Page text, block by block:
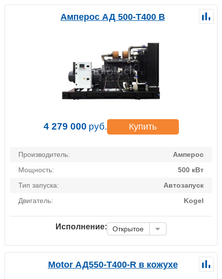
Амперос АД 500-Т400 B
4 279 000 руб. Купить
Производитель:
Амперос
Мощность:
500 кВт
Тип запуска:
Автозапуск
Двигатель:
Kogel
Исполнение: Открытое
Motor АД550-Т400-R в кожухе